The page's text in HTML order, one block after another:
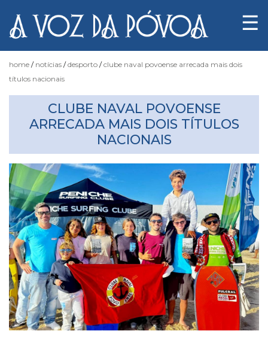
Notícias
do
Acaso
Luas
e
Marés
Histórico
Vídeos
Contactos
☰
home notícias desporto
clube naval povoense arrecada mais dois
títulos nacionais
CLUBE NAVAL POVOENSE
ARRECADA MAIS DOIS TÍTULOS
NACIONAIS